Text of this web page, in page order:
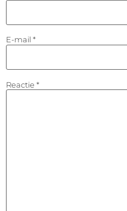
E-mail *
Reactie *